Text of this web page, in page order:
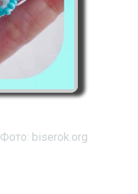
Фото: biserok.org